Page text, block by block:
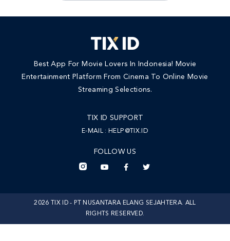
Best App For Movie Lovers In Indonesia! Movie
Entertainment Platform From Cinema To Online Movie
Streaming Selections.
TIX ID SUPPORT
E-MAIL : HELP@TIX.ID
FOLLOW US
2026 TIX ID - PT NUSANTARA ELANG SEJAHTERA. ALL
RIGHTS RESERVED.